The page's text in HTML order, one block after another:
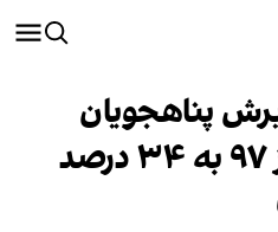
پناهجویان
افغان در بریتانیا از ۹۷ به ۳۴ درصد